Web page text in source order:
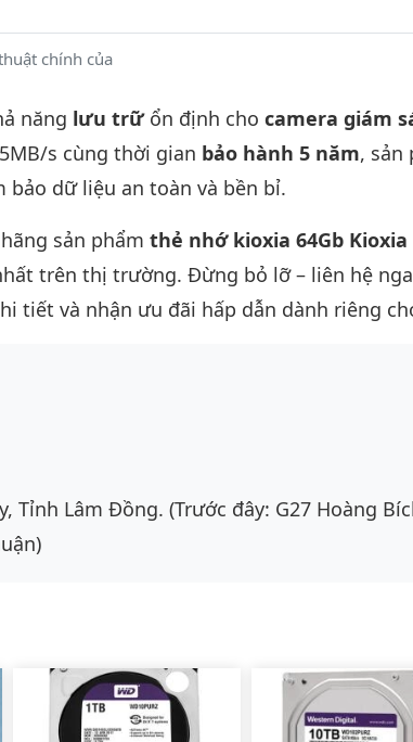
chính của
năng lưu trữổn định cho camera giám
s cùng thời gian bảo hành 5 năm, sản
bảo dữ liệu an toàn và bền bỉ.
sản phẩm thẻ nhớ kioxia 64Gb Kioxia
trên thị trường. Đừng bỏ lỡ – liên hệ
tiết và nhận ưu đãi hấp dẫn dành riêng
Tỉnh Lâm Đồng. (Trước đây: G27 Hoàng